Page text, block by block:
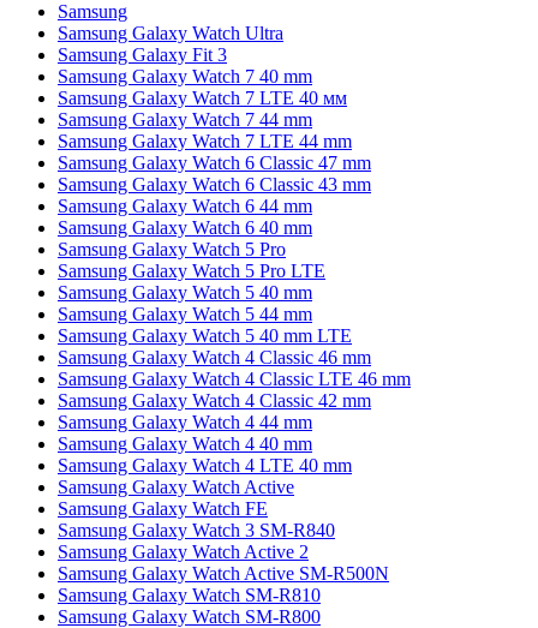
Samsung
Samsung Galaxy Watch Ultra
Samsung Galaxy Fit 3
Samsung Galaxy Watch 7 40 mm
Samsung Galaxy Watch 7 LTE 40 мм
Samsung Galaxy Watch 7 44 mm
Samsung Galaxy Watch 7 LTE 44 mm
Samsung Galaxy Watch 6 Classic 47 mm
Samsung Galaxy Watch 6 Classic 43 mm
Samsung Galaxy Watch 6 44 mm
Samsung Galaxy Watch 6 40 mm
Samsung Galaxy Watch 5 Pro
Samsung Galaxy Watch 5 Pro LTE
Samsung Galaxy Watch 5 40 mm
Samsung Galaxy Watch 5 44 mm
Samsung Galaxy Watch 5 40 mm LTE
Samsung Galaxy Watch 4 Classic 46 mm
Samsung Galaxy Watch 4 Classic LTE 46 mm
Samsung Galaxy Watch 4 Classic 42 mm
Samsung Galaxy Watch 4 44 mm
Samsung Galaxy Watch 4 40 mm
Samsung Galaxy Watch 4 LTE 40 mm
Samsung Galaxy Watch Active
Samsung Galaxy Watch FE
Samsung Galaxy Watch 3 SM-R840
Samsung Galaxy Watch Active 2
Samsung Galaxy Watch Active SM-R500N
Samsung Galaxy Watch SM-R810
Samsung Galaxy Watch SM-R800